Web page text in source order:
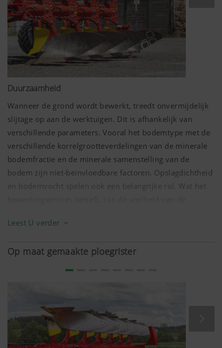
bekeken.Meer informatie vindt u
hier:https://support.google.com/
hl=dehttps://www.google.de/intl/de/
hebben geen controle over YouTube-
cookies blokkeren in je
Meer info
Aan het frame is een draaibare instelsteun bevestigd
voor eenvoudige montage en demontage. Dit maakt het
mogelijk om veilig te koppelen en snel te parkeren.
Duurzaamheid
Wanneer de grond wordt bewerkt, treedt onvermijdelijk
slijtage op aan de werktuigen. Dit is afhankelijk van
verschillende parameters. Vooral het bodemtype met de
verschillende korrelgrootteverdelingen van de minerale
bodemfractie en de minerale samenstelling van de
bodem zijn niet-beïnvloedbare factoren. Opslagdichtheid
en bodemvocht spelen ook een belangrijke rol. Wat het
slijtage van de slijtdelen.
vorm en geometrie van de gereedschappen, wat ook van
invloed kan zijn op de hoek van aangrijping, het
bescherming tegen slijtage voor een consistentere
werkkwaliteit en een lange levensduur.
Leest U verder
Op maat gemaakte ploegrister